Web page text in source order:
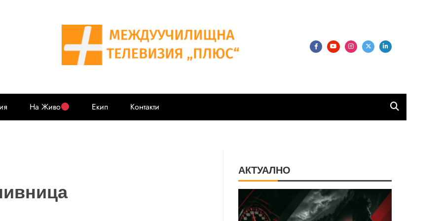
Телевизия плюс
На Живо Екип Контакти
АКТУАЛНО